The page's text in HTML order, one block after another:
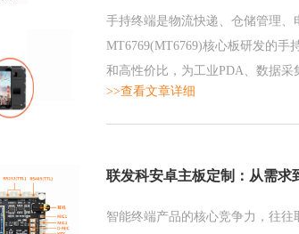
手持终端是物流快递、仓储管理
MT6769(MT6769)核心板研发的手
和高性价比，为工业PDA、数据采
>>查看文章详细
联发科安卓主板定制：从需求
智能终端产品的核心竞争力，往